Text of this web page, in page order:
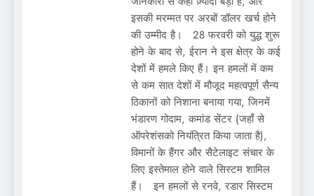
इसकी मरम्मत पर अरबों डॉलर खर्च होने
की उम्मीद है। 28 फरवरी को युद्ध शुरू
होने के बाद से, ईरान ने इस क्षेत्र के कई
देशों में हमले किए हैं। इन हमलों में कम
से कम सात देशों में मौजूद महत्वपूर्ण सैन्य
ठिकानों को निशाना बनाया गया, जिनमें
भंडारण गोदाम, कमांड सेंटर (जहाँ से
ऑपरेशंसको नियंत्रित किया जाता है),
विमानों के हैंगर और सैटेलाइट संचार के
लिए इस्तेमाल होने वाले सिस्टम शामिल
हैं। इन हमलों से रनवे, रडार सिस्टम